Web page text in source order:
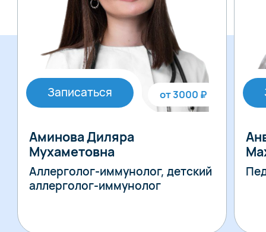
Записаться от 3000 ₽
Аминова Диляра
Мухаметовна
Аллерголог-иммунолог, детский
аллерголог-иммунолог